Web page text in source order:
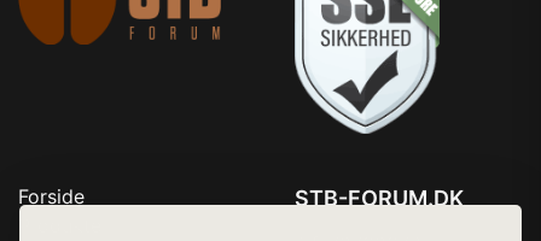
Forside
STB-FORUM.DK